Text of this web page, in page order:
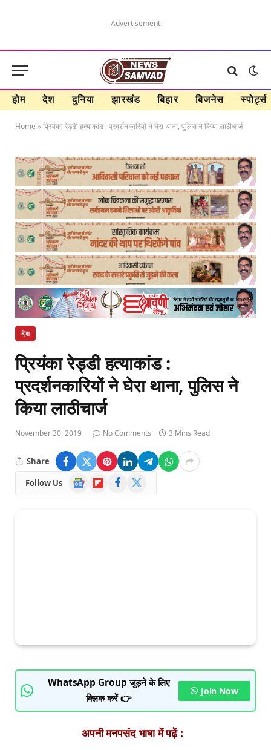
Advertisement
होम देश दुनिया झारखंड बिहार बिजनेस स्पोर्ट्स
Home »प्रियंका रेड्डी हत्याकांड : प्रदर्शनकारियों ने घेरा थाना, पुलिस ने किया लाठीचार्ज
देश
प्रियंका रेड्डी हत्याकांड :
प्रदर्शनकारियों ने घेरा थाना, पुलिस ने
किया लाठीचार्ज
November 30, 2019 No Comments 3 Mins Read
Share
Follow Us
Google
News
FlipboardFacebook
WhatsApp Group जुड़ने के लिए
क्लिक करें 👉
Join Now
अपनी मनपसंद भाषा में पढ़ें :